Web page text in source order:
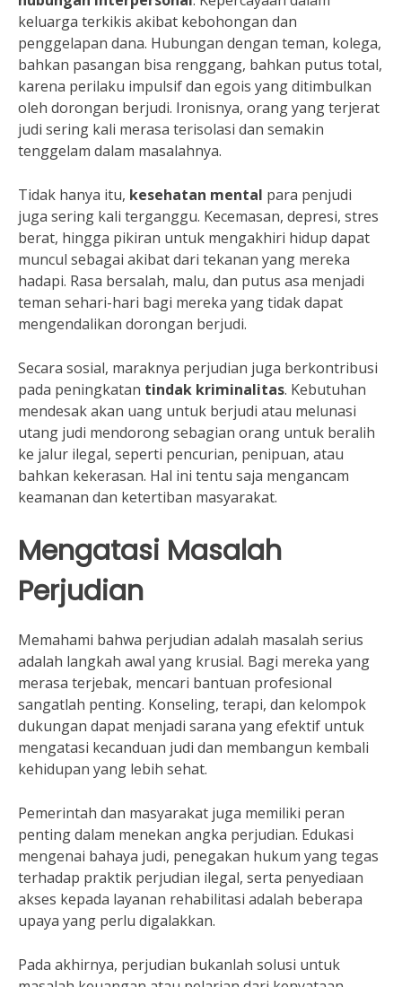
keluarga terkikis akibat kebohongan dan
penggelapan dana. Hubungan dengan teman, kolega,
bahkan pasangan bisa renggang, bahkan putus total,
karena perilaku impulsif dan egois yang ditimbulkan
oleh dorongan berjudi. Ironisnya, orang yang terjerat
judi sering kali merasa terisolasi dan semakin
tenggelam dalam masalahnya.
Tidak hanya itu, kesehatan mental para penjudi
juga sering kali terganggu. Kecemasan, depresi, stres
berat, hingga pikiran untuk mengakhiri hidup dapat
muncul sebagai akibat dari tekanan yang mereka
hadapi. Rasa bersalah, malu, dan putus asa menjadi
teman sehari-hari bagi mereka yang tidak dapat
mengendalikan dorongan berjudi.
Secara sosial, maraknya perjudian juga berkontribusi
pada peningkatan tindak kriminalitas. Kebutuhan
mendesak akan uang untuk berjudi atau melunasi
utang judi mendorong sebagian orang untuk beralih
ke jalur ilegal, seperti pencurian, penipuan, atau
bahkan kekerasan. Hal ini tentu saja mengancam
keamanan dan ketertiban masyarakat.
Mengatasi Masalah
Perjudian
Memahami bahwa perjudian adalah masalah serius
adalah langkah awal yang krusial. Bagi mereka yang
merasa terjebak, mencari bantuan profesional
sangatlah penting. Konseling, terapi, dan kelompok
dukungan dapat menjadi sarana yang efektif untuk
mengatasi kecanduan judi dan membangun kembali
kehidupan yang lebih sehat.
Pemerintah dan masyarakat juga memiliki peran
penting dalam menekan angka perjudian. Edukasi
mengenai bahaya judi, penegakan hukum yang tegas
terhadap praktik perjudian ilegal, serta penyediaan
akses kepada layanan rehabilitasi adalah beberapa
upaya yang perlu digalakkan.
Pada akhirnya, perjudian bukanlah solusi untuk